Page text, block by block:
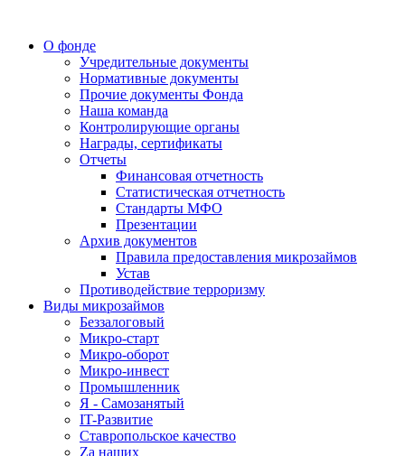
О фонде
Учредительные документы
Нормативные документы
Прочие документы Фонда
Наша команда
Контролирующие органы
Награды, сертификаты
Отчеты
Финансовая отчетность
Статистическая отчетность
Стандарты МФО
Презентации
Архив документов
Правила предоставления микрозаймов
Устав
Противодействие терроризму
Виды микрозаймов
Беззалоговый
Микро-старт
Микро-оборот
Микро-инвест
Промышленник
Я - Самозанятый
IT-Развитие
Ставропольское качество
Za наших